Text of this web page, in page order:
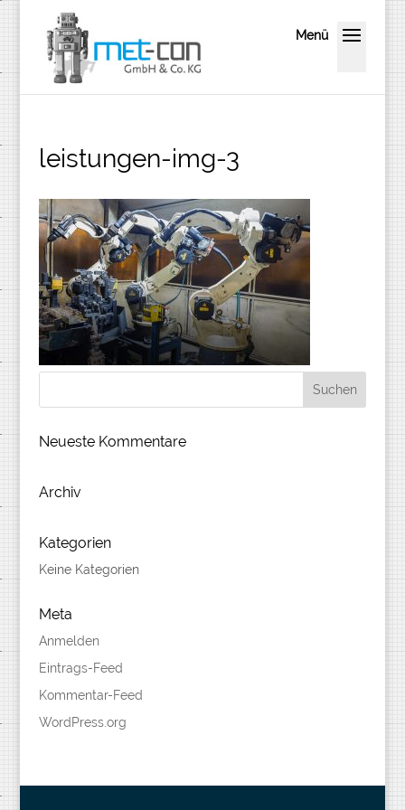
leistungen-img-3
Neueste Kommentare
Archiv
Kategorien
Keine Kategorien
Meta
Anmelden
Eintrags-Feed
Kommentar-Feed
WordPress.org